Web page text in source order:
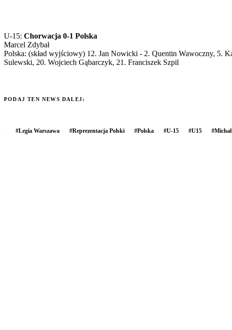
U-15: Chorwacja 0-1 Polska
Marcel Zdybał
Polska: (skład wyjściowy) 12. Jan Nowicki - 2. Quentin Wawoczny, 5.
Sulewski, 20. Wojciech Gąbarczyk, 21. Franciszek Szpil
PODAJ TEN NEWS DALEJ:
#Legia Warszawa #Reprezentacja Polski #Polska #U-15 #U15 #